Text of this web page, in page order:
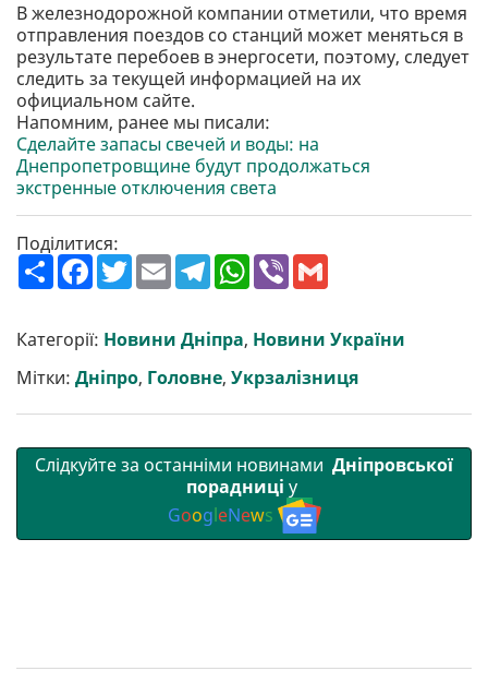
В железнодорожной компании отметили, что время
отправления поездов со станций может меняться в
результате перебоев в энергосети, поэтому, следует
следить за текущей информацией на их
официальном сайте.
Напомним, ранее мы писали:
Сделайте запасы свечей и воды: на
Днепропетровщине будут продолжаться
экстренные отключения света
Поділитися:
П
о
р
и
т
и
F
a
b
o
o
k
T
w
t
e
r
E
m
l
T
e
g
r
a
m
W
h
s
A
p
p
V
r l
Категорії: Новини Дніпра, Новини України
Мітки: Дніпро, Головне, Укрзалізниця
Слідкуйте за останніми новинами Дніпровської
порадниці у
GoogleNews